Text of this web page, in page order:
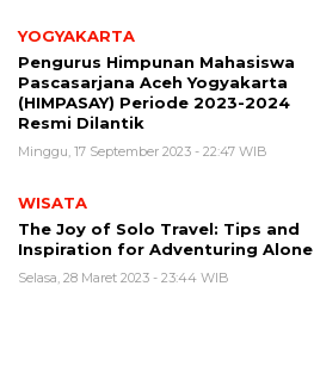
YOGYAKARTA
Pengurus Himpunan Mahasiswa
Pascasarjana Aceh Yogyakarta
(HIMPASAY) Periode 2023-2024
Resmi Dilantik
Minggu, 17 September 2023 - 22:47 WIB
WISATA
The Joy of Solo Travel: Tips and
Inspiration for Adventuring Alone
Selasa, 28 Maret 2023 - 23:44 WIB